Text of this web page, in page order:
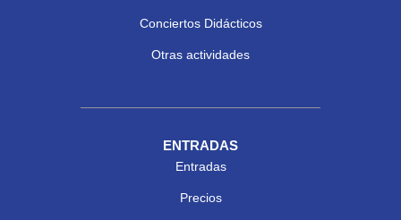
Conciertos Didácticos
Otras actividades
ENTRADAS
Entradas
Precios